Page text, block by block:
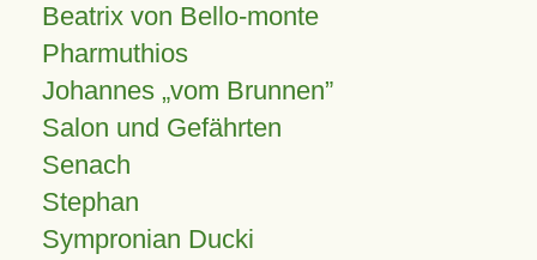
Beatrix von Bello-monte
Pharmuthios
Johannes vom Brunnen
Salon und Gefährten
Senach
Stephan
Sympronian Ducki